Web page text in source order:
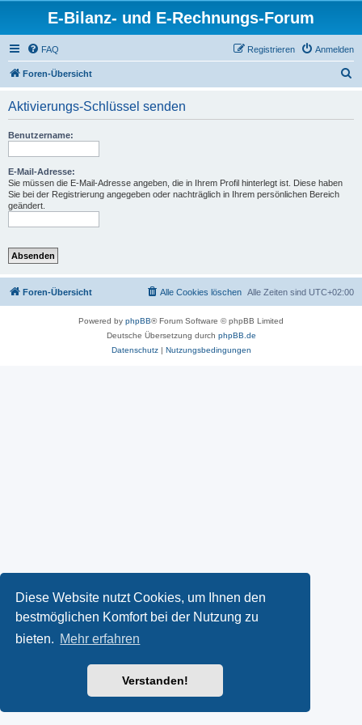
Diese Website nutzt Cookies, um Ihnen den
bestmöglichen Komfort bei der Nutzung zu
bieten. Mehr erfahren
Verstanden!
E-Bilanz- und E-Rechnungs-Forum
FAQ Anmelden
Registrieren
Foren-Übersicht
Aktivierungs-Schlüssel senden
Benutzername:
E-Mail-Adresse:
Sie müssen die E-Mail-Adresse angeben, die in Ihrem Profil hinterlegt ist. Diese haben
Sie bei der Registrierung angegeben oder nachträglich in Ihrem persönlichen Bereich
geändert.
Foren-Übersicht Alle Zeiten sind UTC+02:00
Alle Cookies löschen
Powered by phpBB® Forum Software © phpBB Limited
Deutsche Übersetzung durch phpBB.de
Datenschutz| Nutzungsbedingungen